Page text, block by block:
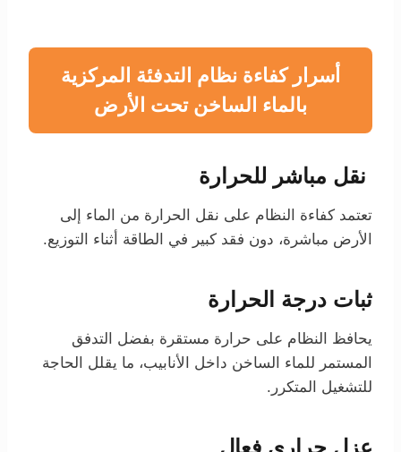
أسرار كفاءة نظام التدفئة المركزية
بالماء الساخن تحت الأرض
نقل مباشر للحرارة
تعتمد كفاءة النظام على نقل الحرارة من الماء إلى
الأرض مباشرة، دون فقد كبير في الطاقة أثناء التوزيع.
ثبات درجة الحرارة
يحافظ النظام على حرارة مستقرة بفضل التدفق
المستمر للماء الساخن داخل الأنابيب، ما يقلل الحاجة
للتشغيل المتكرر.
عزل حراري فعال